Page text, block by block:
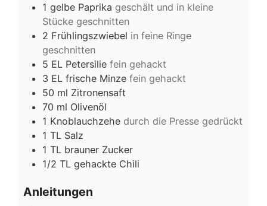
1 gelbe Paprika geschält und in kleine
Stücke geschnitten
2 Frühlingszwiebel in feine Ringe
geschnitten
5 EL Petersilie fein gehackt
3 EL frische Minze fein gehackt
50 ml Zitronensaft
70 ml Olivenöl
1 Knoblauchzehe durch die Presse gedrückt
1 TL Salz
1 TL brauner Zucker
1/2 TL gehackte Chili
Anleitungen